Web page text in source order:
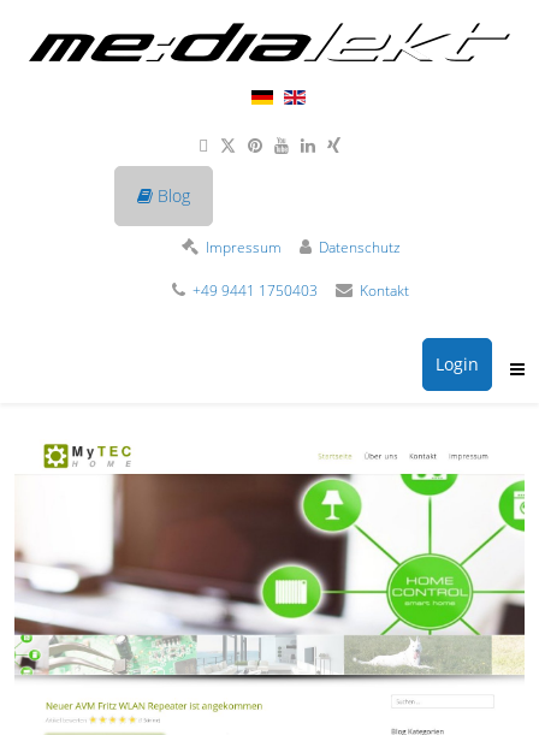
Blog
Impressum Datenschutz
+49 9441 1750403 Kontakt
Login